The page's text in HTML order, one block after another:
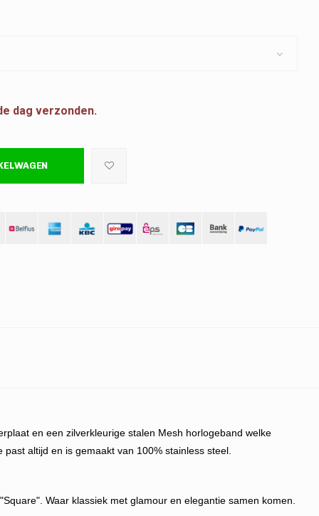
dag verzonden.
en een zilverkleurige stalen Mesh horlogeband welke
past altijd en is gemaakt van 100% stainless steel.
Waar klassiek met glamour en elegantie samen komen.